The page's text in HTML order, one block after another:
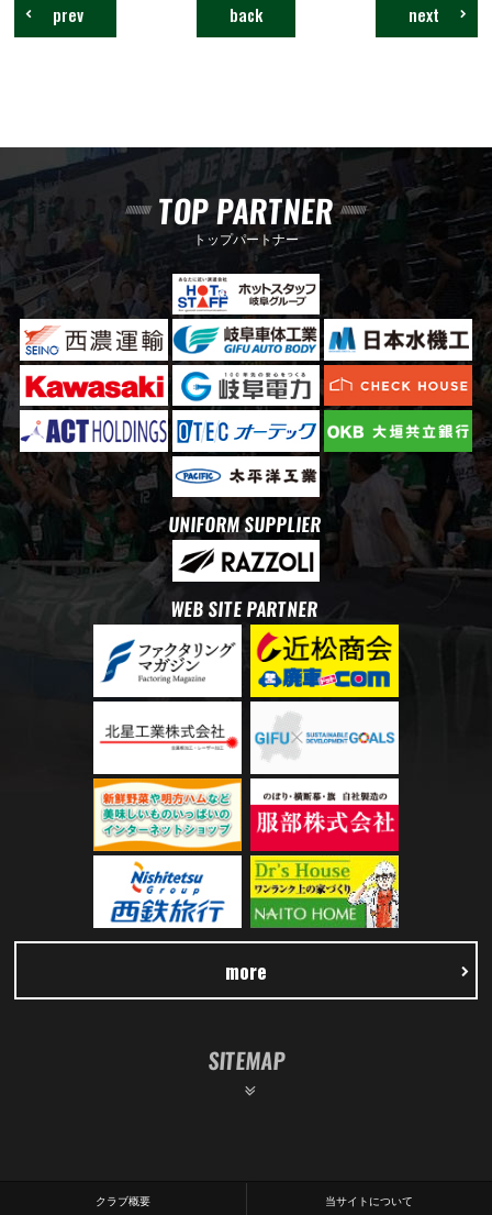
next
back
prev
TOP PARTNER
トップパートナー
UNIFORM SUPPLIER
WEB SITE PARTNER
more
SITEMAP
クラブ概要 当サイトについて